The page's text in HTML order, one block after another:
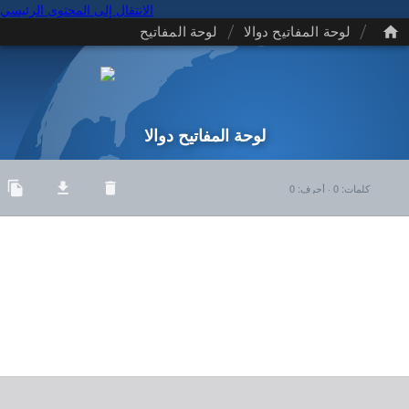
الانتقال إلى المحتوى الرئيسي
/ لوحة المفاتيح دوالا / لوحة المفاتيح
لوحة المفاتيح دوالا
كلمات:
0
· أحرف:
0